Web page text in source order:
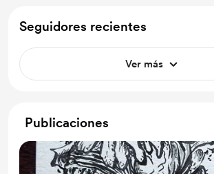
Seguidores recientes
Ver más
Publicaciones